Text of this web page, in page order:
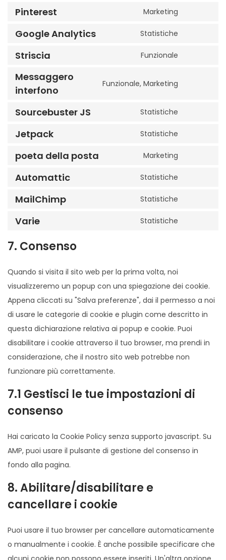
Pinterest Marketing
Google Analytics Statistiche
Striscia Funzionale
Messaggero
interfono
Funzionale, Marketing
Sourcebuster JS Statistiche
Jetpack Statistiche
poeta della posta Marketing
Automattic Statistiche
MailChimp Statistiche
Varie Statistiche
7. Consenso
Quando si visita il sito web per la prima volta, noi
visualizzeremo un popup con una spiegazione dei cookie.
Appena cliccati su "Salva preferenze", dai il permesso a noi
di usare le categorie di cookie e plugin come descritto in
questa dichiarazione relativa ai popup e cookie. Puoi
disabilitare i cookie attraverso il tuo browser, ma prendi in
considerazione, che il nostro sito web potrebbe non
funzionare più correttamente.
7.1 Gestisci le tue impostazioni di
consenso
Hai caricato la Cookie Policy senza supporto javascript. Su
AMP, puoi usare il pulsante di gestione del consenso in
fondo alla pagina.
8. Abilitare/disabilitare e
cancellare i cookie
Puoi usare il tuo browser per cancellare automaticamente
o manualmente i cookie. È anche possibile specificare che